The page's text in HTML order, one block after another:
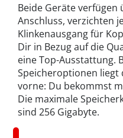
Beide Geräte verfügen
Anschluss, verzichten
Klinkenausgang für
Dir in Bezug auf die
eine Top-Ausstattung.
Speicheroptionen liegt
vorne: Du bekommst
Die maximale
sind 256 Gigabyte.